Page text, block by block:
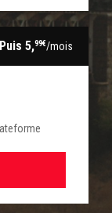
Puis 5,99€/mois